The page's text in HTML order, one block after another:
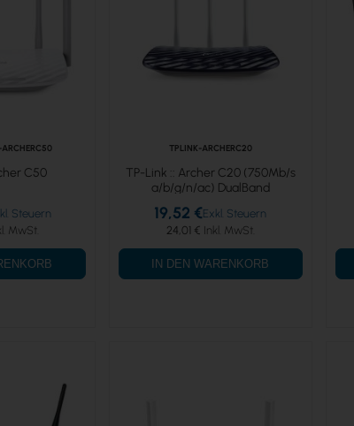
ARCHERC50
C50
TPLINK-ARCHERC20
TP-Link :: Archer C20 (750Mb/s
a/b/g/n/ac) DualBand
24,01 €
19,52 €
IN DEN WARENKORB